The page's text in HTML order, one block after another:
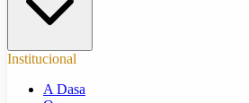
Institucional
A Dasa